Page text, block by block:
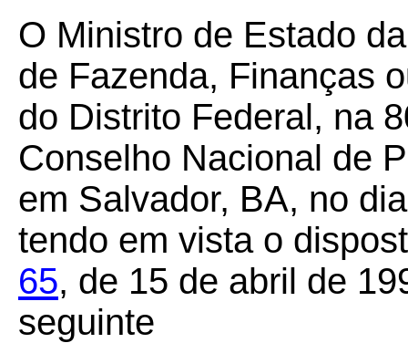
O Ministro de Estado
de Fazenda, Finanças
do Distrito Federal, na
Conselho Nacional de
em Salvador, BA, no
tendo em vista o
65, de 15 de abril de
seguinte